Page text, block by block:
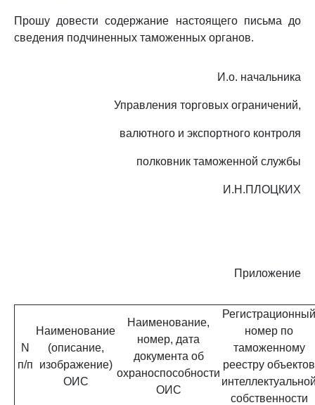
Прошу довести содержание настоящего письма до
сведения подчиненных таможенных органов.
И.о. начальника
Управления торговых ограничений,
валютного и экспортного контроля
полковник таможенной службы
И.Н.ПЛОЦКИХ
Приложение
N
п/п
Наименование
(описание,
изображение)
ОИС
Наименование,
номер, дата
документа об
охраноспособности
ОИС
Регистрационный
номер по
таможенному
реестру объектов
собственности